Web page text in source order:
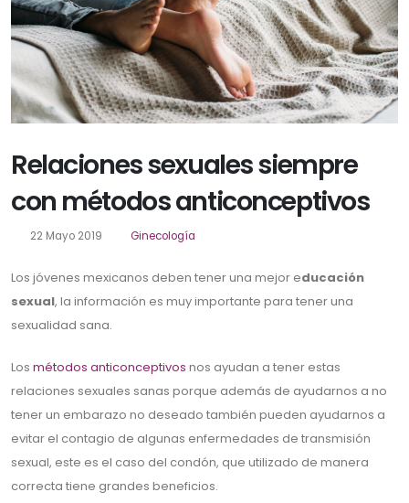
Relaciones sexuales siempre
con métodos anticonceptivos
22 Mayo 2019 Ginecología
Los jóvenes mexicanos deben tener una mejor educación
sexual, la información es muy importante para tener una
sexualidad sana.
Los métodos anticonceptivos nos ayudan a tener estas
relaciones sexuales sanas porque además de ayudarnos a no
tener un embarazo no deseado también pueden ayudarnos a
evitar el contagio de algunas enfermedades de transmisión
sexual, este es el caso del condón, que utilizado de manera
correcta tiene grandes beneficios.